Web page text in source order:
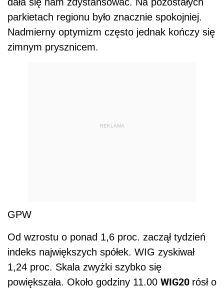
parkietach regionu było znacznie spokojniej.
Nadmierny optymizm często jednak kończy się
zimnym prysznicem.
REKLAMA
GPW
Od wzrostu o ponad 1,6 proc. zaczął tydzień
indeks największych spółek. WIG zyskiwał
1,24 proc. Skala zwyżki szybko się
powiększała. Około godziny 11.00 WIG20 rósł o